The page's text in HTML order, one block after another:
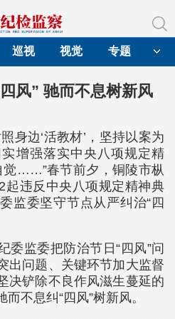
巡视 视觉 专题
风” 驰而不息树新风
身边‘活教材’，坚持以案为
增强落实中央八项规定精
觉……”春节前夕，铜陵市枞
起违反中央八项规定精神典
监委坚守节点从严纠治“四
委监委把防治节日“四风”问
出问题、关键环节加大监督
决铲除不良作风滋生蔓延的
不息纠“四风”树新风。